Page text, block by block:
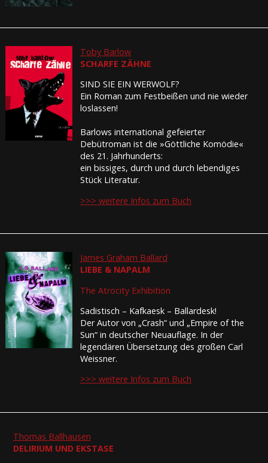
Toby Barlow
SCHARFE ZÄHNE
SIND SIE EIN WERWOLF?
Ein Roman zum Festbeißen und nie wieder
loslassen!
Barlows international gefeierter
Debütroman ist die »Göttliche Komödie«
des 21. Jahrhunderts:
ein bissiges, durch und durch lebendiges
Stück Literatur.
>>> weitere Infos zum Buch
James Graham Ballard
LIEBE & NAPALM
The Atrocity Exhibition
Sadistisch – Kafkaesk – Ballardesk!
Der Autor von „Crash“ und „Empire of the
Sun“ in deutscher Neuauflage. In der
legendären Übersetzung des großen Carl
Weissner.
>>> weitere Infos zum Buch
Thomas Ballhausen
DELIRIUM UND EKSTASE